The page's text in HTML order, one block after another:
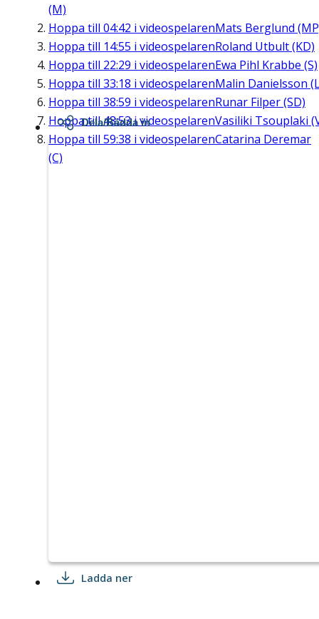
(M)
Hoppa till 04:42 i videospelarenMats Berglund
Hoppa till 14:55 i videospelarenRoland Utbult (KD)
Hoppa till 22:29 i videospelarenEwa Pihl Krabbe (S)
Hoppa till 33:18 i videospelarenMalin Danielsson
Hoppa till 38:59 i videospelarenRunar Filper (SD)
Hoppa till48:53i videospelarenVasiliki Tsouplaki
Hoppa till 59:38 i videospelarenCatarina Deremar
(C)
Dela/Bädda in
Ladda ner